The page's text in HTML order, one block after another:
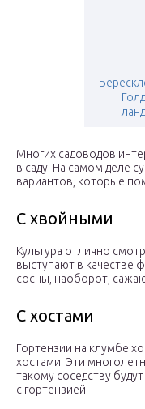
Многих садоводов
в саду. На самом деле
вариантов, которые
С хвойными
Культура отлично
выступают в качестве
сосны, наоборот,
С хостами
Гортензии на клумбе
хостами. Эти
такому соседству
с гортензией.